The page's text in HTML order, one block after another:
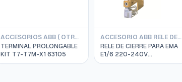
ACCESORIOS ABB ( OTROS )
TERMINAL PROLONGABLE
KIT T7-T7M-X1 63105
ACCESORIO ABB RELE DE CIERRE
RELE DE CIERRE PARA EMA
E1/6 220-240V
1SDA038302R1